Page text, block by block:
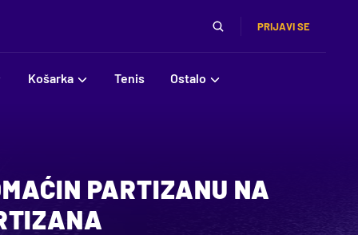
PRIJAVI SE
Košarka Tenis Ostalo
PARTIZANU NA